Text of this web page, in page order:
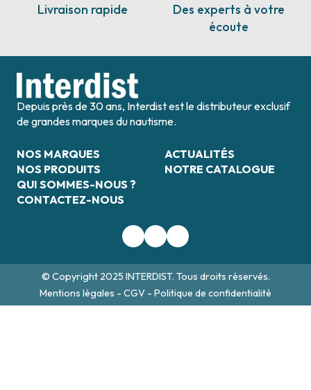
Livraison rapide
Des experts à votre
écoute
Depuis près de 30 ans, Interdist est le distributeur exclusif
de grandes marques du nautisme.
NOS MARQUES
NOS PRODUITS
QUI SOMMES-NOUS ?
CONTACTEZ-NOUS
ACTUALITÉS
NOTRE CATALOGUE
© Copyright 2025 INTERDIST. Tous droits réservés.
Mentions légales - CGV - Politique de confidentialité